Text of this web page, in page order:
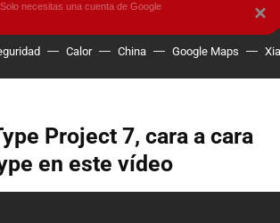
Calor China Google Maps
Project 7, cara a cara
en este vídeo
×
Solo necesitas una cuenta de Google